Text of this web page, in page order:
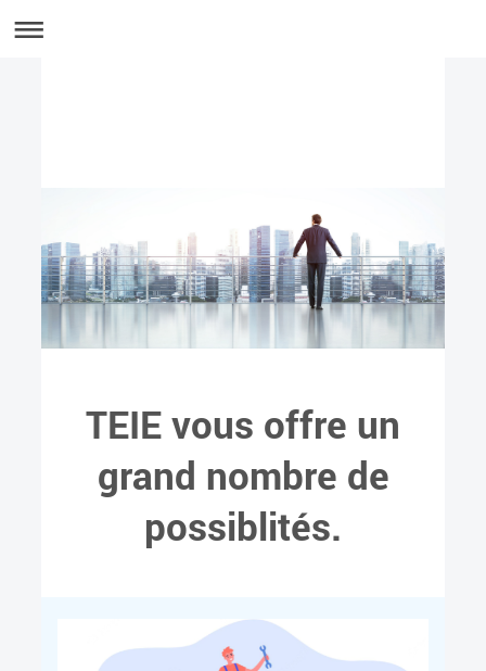
TEIE vous offre un
grand nombre de
possiblités.